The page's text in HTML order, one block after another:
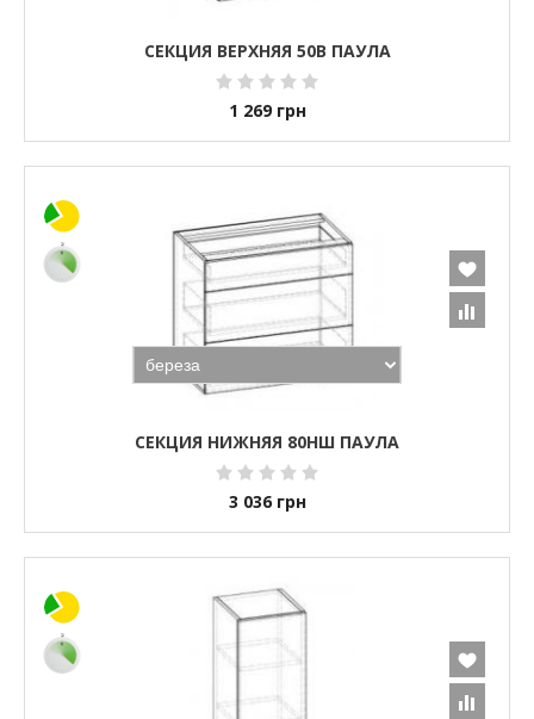
СЕКЦИЯ ВЕРХНЯЯ 50В ПАУЛА
1 269 грн
СЕКЦИЯ НИЖНЯЯ 80НШ ПАУЛА
3 036 грн